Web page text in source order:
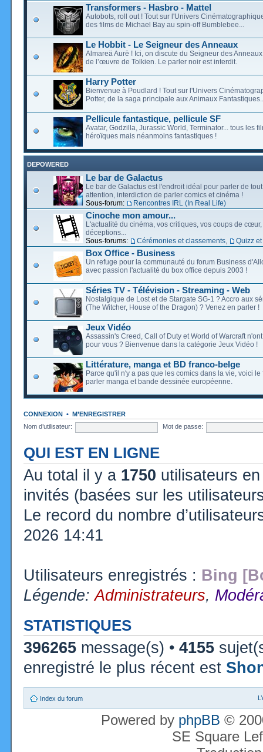
Transformers - Hasbro - Mattel
Autobots, roll out ! Tout sur l'Univers
des films de Michael Bay au spin-off Bumblebee...
Le Hobbit - Le Seigneur des Anneaux
Almareä Aurë ! Ici, on discute du Seigneur des
de l’œuvre de Tolkien. Le parler noir est interdit.
Harry Potter
Bienvenue à Poudlard ! Tout sur l'Univers
Potter, de la saga principale aux Animaux
Pellicule fantastique, pellicule SF
Avatar, Godzilla, Jurassic World, Terminator... tous les
héroïques mais néanmoins fantastiques !
DEPOWERED
Le bar de Galactus
Le bar de Galactus est l'endroit idéal pour parler de
attention, interdiction de parler comics et cinéma !
Sous-forum:
Rencontres IRL (In Real Life)
Cinoche mon amour...
L'actualité du cinéma, vos critiques, vos coups de cœur,
déceptions...
Sous-forums:
Cérémonies et classements Quizz
Box Office - Business
Un refuge pour la communauté du forum Business
avec passion l'actualité du box office depuis 2003 !
Séries TV - Télévision - Streaming - Web
Nostalgique de Lost et de Stargate SG-1 ? Accro aux
(The Witcher, House of the Dragon) ? Venez en parler !
Jeux Vidéo
Assassin's Creed, Call of Duty et World of Warcraft
pour vous ? Bienvenue dans la catégorie Jeux Vidéo !
Littérature, manga et BD franco-belge
Parce qu'il n'y a pas que les comics dans la vie, voici le
parler manga et bande dessinée européenne.
CONNEXION • M’ENREGISTRER
Nom d’utilisateur:
Mot de passe:
QUI EST EN LIGNE
Au total il y a 1750 utilisateurs
invités (basées sur les
Le record du nombre
2026 14:41
Utilisateurs enregistrés : Bing
Légende:Administrateurs,
STATISTIQUES
396265 message(s) • 4155
enregistré le plus récent est
Index du forum
Powered by phpBB ©
SE Square